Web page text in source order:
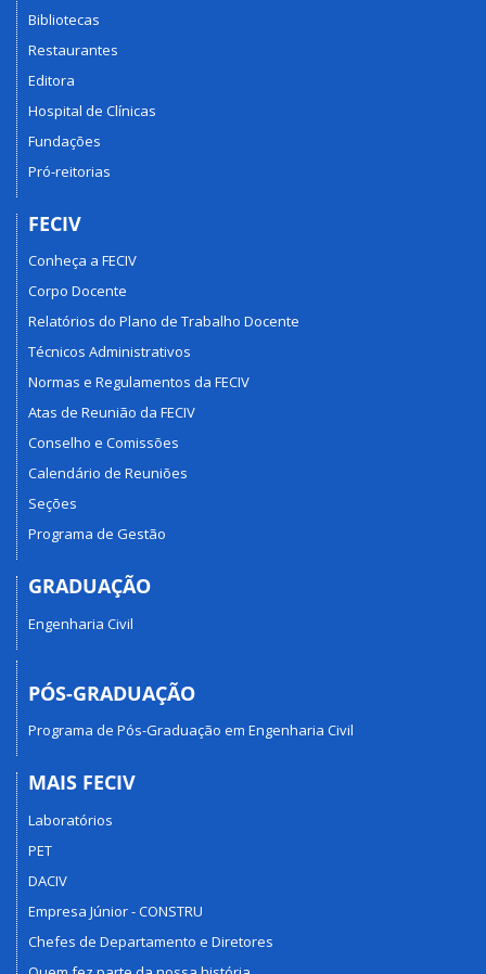
Bibliotecas
Restaurantes
Editora
Hospital de Clínicas
Fundações
Pró-reitorias
FECIV
Conheça a FECIV
Corpo Docente
Relatórios do Plano de Trabalho Docente
Técnicos Administrativos
Normas e Regulamentos da FECIV
Atas de Reunião da FECIV
Conselho e Comissões
Calendário de Reuniões
Seções
Programa de Gestão
GRADUAÇÃO
Engenharia Civil
PÓS-GRADUAÇÃO
Programa de Pós-Graduação em Engenharia Civil
MAIS FECIV
Laboratórios
PET
DACIV
Empresa Júnior - CONSTRU
Chefes de Departamento e Diretores